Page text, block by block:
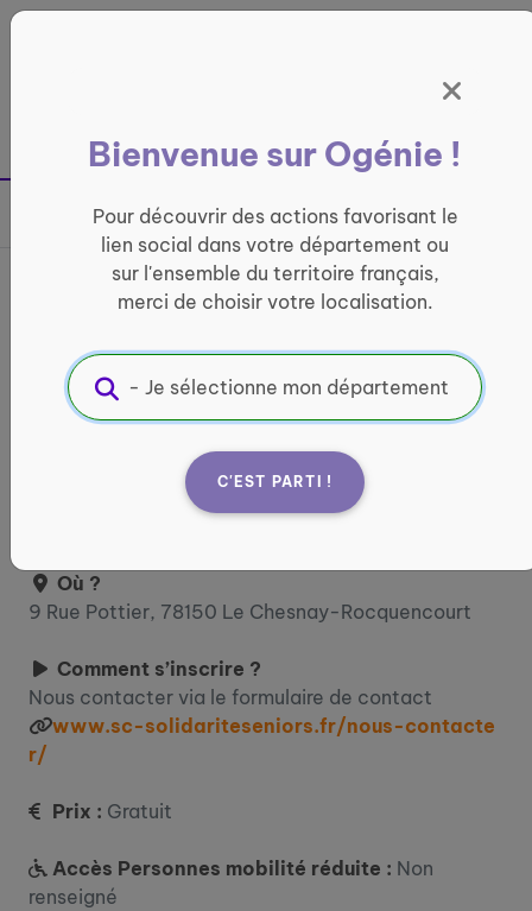
France entière
Bienvenue sur Ogénie !
Pour découvrir des actions favorisant le
lien social dans votre département ou
sur l'ensemble du territoire français,
merci de choisir votre localisation.
C'EST PARTI !
Partager sur
Activités organisées par
des jeunes en service
civique
Informations pratiques :
Où ?
9 Rue Pottier, 78150 Le Chesnay-Rocquencourt
Comment s’inscrire ?
Nous contacter via le formulaire de contact
www.sc-solidariteseniors.fr/nous-contacte
r/
Prix : Gratuit
Accès Personnes mobilité réduite : Non
renseigné
Panneau de gestion des cookies